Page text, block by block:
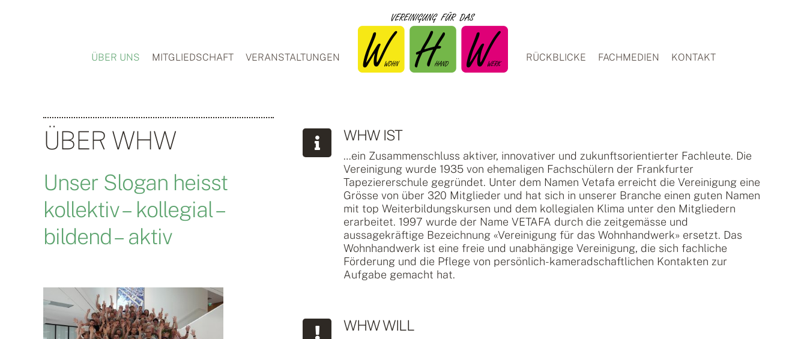
ÜBER UNS MITGLIEDSCHAFT VERANSTALTUNGEN RÜCKBLICKE FACHMEDIEN KONTAKT
ÜBER WHW
Unser Slogan heisst
kollektiv – kollegial –
bildend – aktiv
WHW IST
…ein Zusammenschluss aktiver, innovativer und zukunftsorientierter Fachleute. Die
Vereinigung wurde 1935 von ehemaligen Fachschülern der Frankfurter
Tapeziererschule gegründet. Unter dem Namen Vetafa erreicht die Vereinigung eine
Grösse von über 320 Mitglieder und hat sich in unserer Branche einen guten Namen
mit top Weiterbildungskursen und dem kollegialen Klima unter den Mitgliedern
erarbeitet. 1997 wurde der Name VETAFA durch die zeitgemässe und
aussagekräftige Bezeichnung «Vereinigung für das Wohnhandwerk» ersetzt. Das
Wohnhandwerk ist eine freie und unabhängige Vereinigung, die sich fachliche
Förderung und die Pflege von persönlich-kameradschaftlichen Kontakten zur
Aufgabe gemacht hat.
WHW WILL